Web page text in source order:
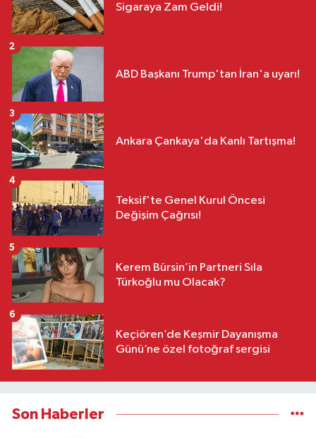
Sigaraya Zam Geldi!
ABD Başkanı Trump'tan İran'a uyarı!
2
Ankara Çankaya'da Kanlı Tartışma!
3
Teksif'te Genel Kurul Öncesi
Değişim Çağrısı!
4
Kerem Bürsin’in Partneri Sıla
Türkoğlu mu Olacak?
5
Keçiören’de Keşmir Dayanışma
Günü’ne özel fotoğraf sergisi
6
Son Haberler